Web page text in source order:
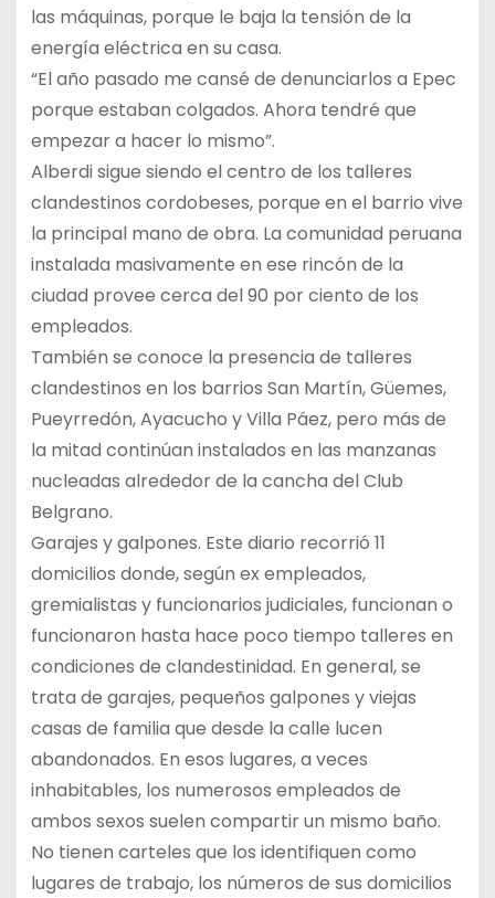
las máquinas, porque le baja la tensión de la
energía eléctrica en su casa.
“El año pasado me cansé de denunciarlos a Epec
porque estaban colgados. Ahora tendré que
empezar a hacer lo mismo”.
Alberdi sigue siendo el centro de los talleres
clandestinos cordobeses, porque en el barrio vive
la principal mano de obra. La comunidad peruana
instalada masivamente en ese rincón de la
ciudad provee cerca del 90 por ciento de los
empleados.
También se conoce la presencia de talleres
clandestinos en los barrios San Martín, Güemes,
Pueyrredón, Ayacucho y Villa Páez, pero más de
la mitad continúan instalados en las manzanas
nucleadas alrededor de la cancha del Club
Belgrano.
Garajes y galpones. Este diario recorrió 11
domicilios donde, según ex empleados,
gremialistas y funcionarios judiciales, funcionan o
funcionaron hasta hace poco tiempo talleres en
condiciones de clandestinidad. En general, se
trata de garajes, pequeños galpones y viejas
casas de familia que desde la calle lucen
abandonados. En esos lugares, a veces
inhabitables, los numerosos empleados de
ambos sexos suelen compartir un mismo baño.
No tienen carteles que los identifiquen como
lugares de trabajo, los números de sus domicilios